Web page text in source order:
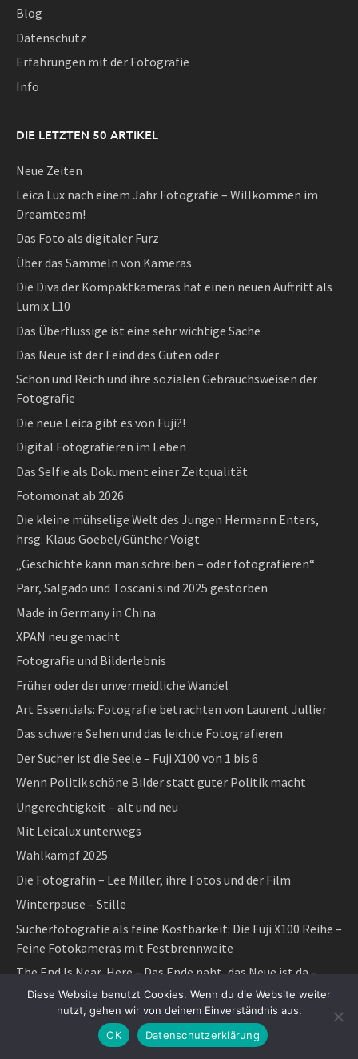
Blog
Datenschutz
Erfahrungen mit der Fotografie
Info
DIE LETZTEN 50 ARTIKEL
Neue Zeiten
Leica Lux nach einem Jahr Fotografie – Willkommen im
Dreamteam!
Das Foto als digitaler Furz
Über das Sammeln von Kameras
Die Diva der Kompaktkameras hat einen neuen Auftritt als
Lumix L10
Das Überflüssige ist eine sehr wichtige Sache
Das Neue ist der Feind des Guten oder
Schön und Reich und ihre sozialen Gebrauchsweisen der
Fotografie
Die neue Leica gibt es von Fuji?!
Digital Fotografieren im Leben
Das Selfie als Dokument einer Zeitqualität
Fotomonat ab 2026
Die kleine mühselige Welt des Jungen Hermann Enters,
hrsg. Klaus Goebel/Günther Voigt
„Geschichte kann man schreiben – oder fotografieren“
Parr, Salgado und Toscani sind 2025 gestorben
Made in Germany in China
XPAN neu gemacht
Fotografie und Bilderlebnis
Früher oder der unvermeidliche Wandel
Art Essentials: Fotografie betrachten von Laurent Jullier
Das schwere Sehen und das leichte Fotografieren
Der Sucher ist die Seele – Fuji X100 von 1 bis 6
Wenn Politik schöne Bilder statt guter Politik macht
Ungerechtigkeit – alt und neu
Mit Leicalux unterwegs
Wahlkampf 2025
Die Fotografin – Lee Miller, ihre Fotos und der Film
Winterpause – Stille
Sucherfotografie als feine Kostbarkeit: Die Fuji X100 Reihe –
Feine Fotokameras mit Festbrennweite
The End Is Near, Here – Das Ende naht, das Neue ist da –
Michael Dressel und Ich
Grün wie Schimmel
Blogstatistik 2024: Bücher und Fotos hatten bisher 2,5
Diese Website benutzt Cookies. Wenn du die Website weiter
nutzt, gehen wir von deinem Einverständnis aus.
OK
Datenschutzerklärung